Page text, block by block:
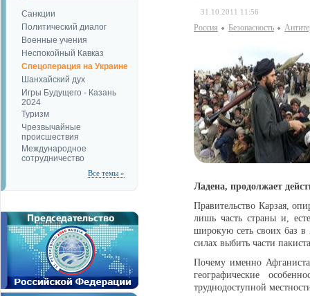
Санкции
Политический диалог
Военные учения
Неспокойный Кавказ
Спецоперация на Украине
Шанхайский дух
Игры Будущего - Казань
2024
Туризм
Чрезвычайные
происшествия
Международное
сотрудничество
Все темы »
31.10.2011 11:56
Россия Безопаcность
Ладена, продолжает
Правительство Карзая,
лишь часть страны и,
широкую сеть своих баз в
силах выбить части
Почему именно
географические
труднодоступной